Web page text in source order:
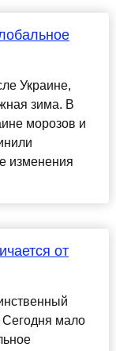
Украине,
зима. В
морозов и
изменения
от
мало